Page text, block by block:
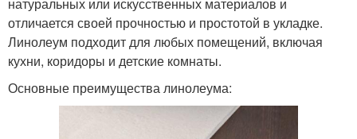
отличается своей прочностью и простотой в укладке.
Линолеум подходит для любых помещений, включая
кухни, коридоры и детские комнаты.
Основные преимущества линолеума: